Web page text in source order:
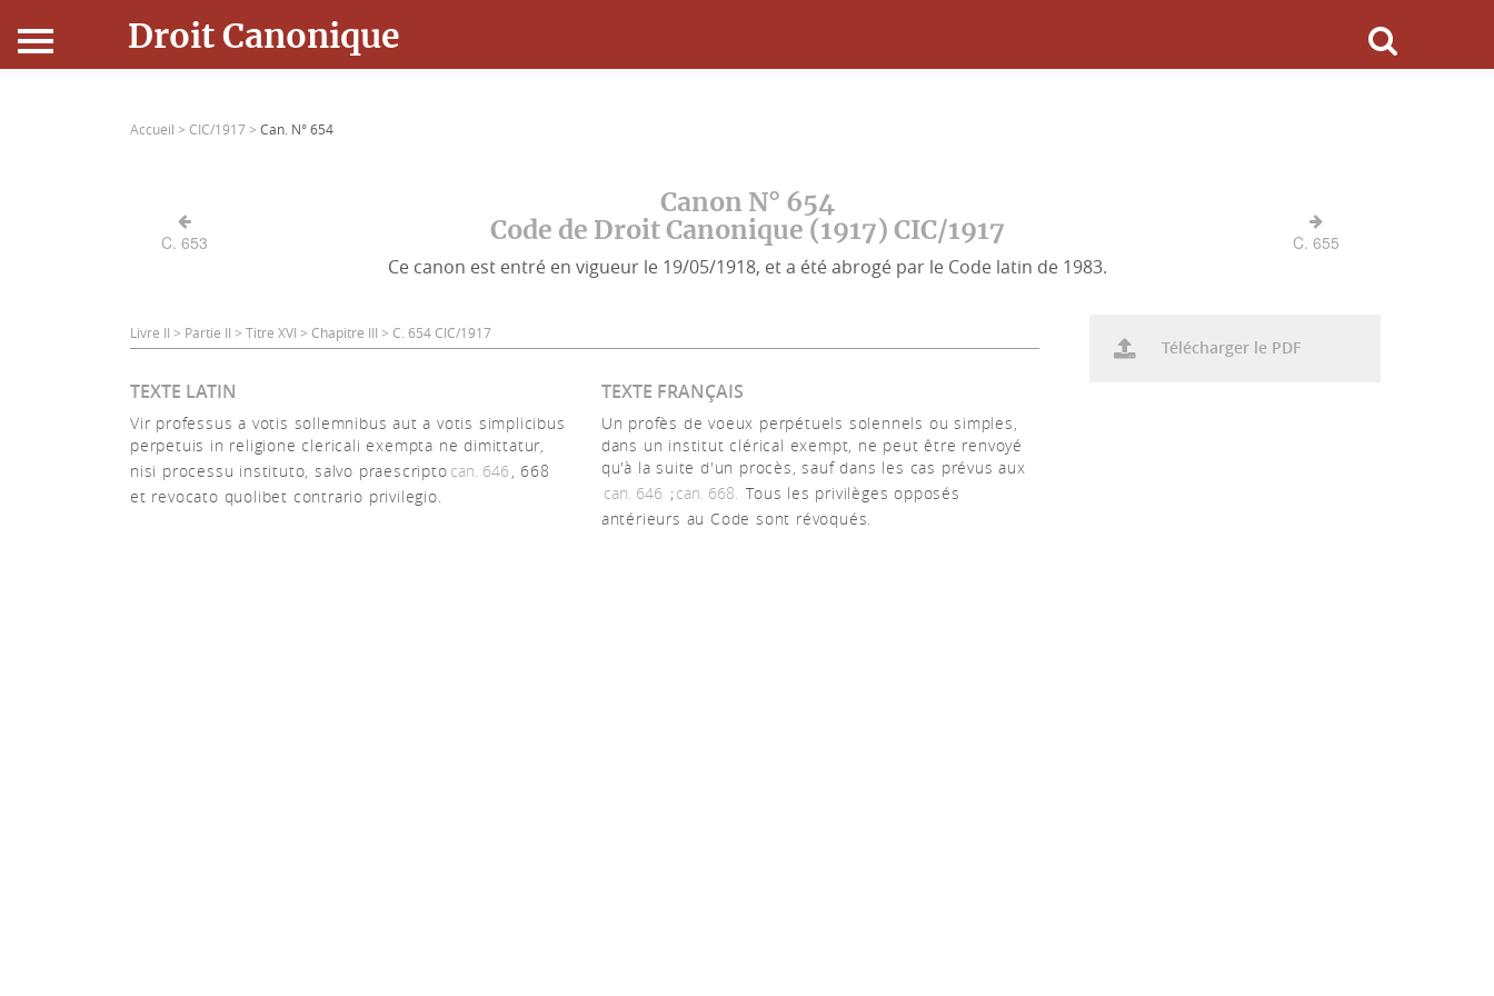
Droit Canonique
Connexion
Accueil > CIC/1917 > Can. N° 654
C. 653
Canon N° 654
Code de Droit Canonique (1917) CIC/1917
Ce canon est entré en vigueur le 19/05/1918, et a été abrogé par le Code latin de 1983.
C. 655
Livre II > Partie II > Titre XVI > Chapitre III > C. 654 CIC/1917
TEXTE LATIN
Vir professus a votis sollemnibus aut a votis simplicibus
perpetuis in religione clericali exempta ne dimittatur,
nisi processu instituto, salvo praescripto can. 646 , 668
et revocato quolibet contrario privilegio.
TEXTE FRANÇAIS
Un profès de voeux perpétuels solennels ou simples,
dans un institut clérical exempt, ne peut être renvoyé
qu'à la suite d'un procès, sauf dans les cas prévus aux
can. 646 ; can. 668. Tous les privilèges opposés
antérieurs au Code sont révoqués.
Télécharger le PDF